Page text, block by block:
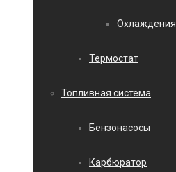
Охлаждения
Термостат
Топливная система
Бензонасосы
Карбюратор